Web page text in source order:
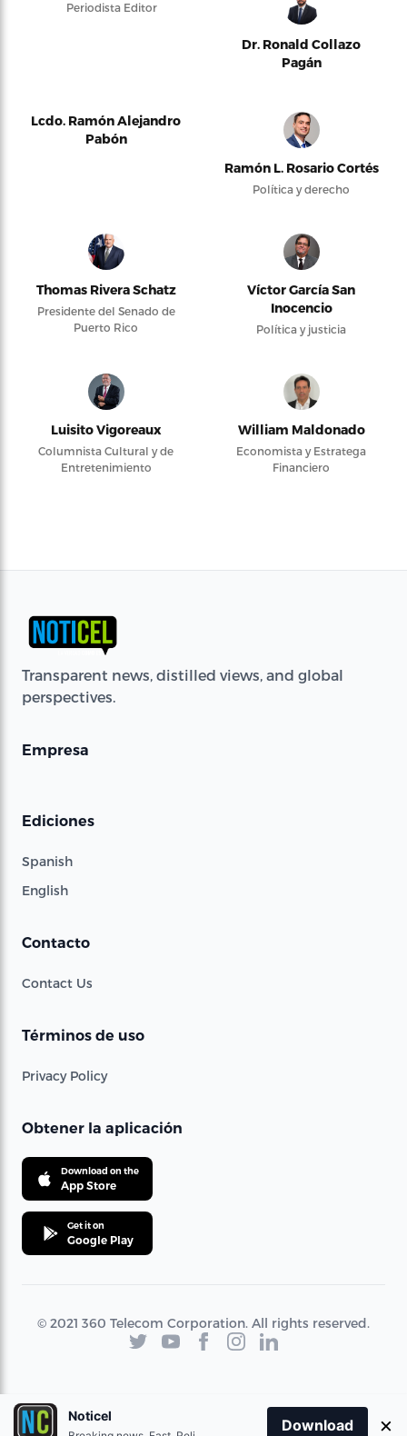
Periodista Editor
Dr. Ronald Collazo
Pagán
Lcdo. Ramón Alejandro
Pabón
Ramón L. Rosario Cortés
Política y derecho
Thomas Rivera Schatz
Presidente del Senado de
Puerto Rico
Víctor García San
Inocencio
Política y justicia
Luisito Vigoreaux
Columnista Cultural y de
Entretenimiento
William Maldonado
Economista y Estratega
Financiero
Transparent news, distilled views, and global
perspectives.
Empresa
Ediciones
Spanish
English
Contacto
Contact Us
Términos de uso
Privacy Policy
Obtener la aplicación
Download on the
App Store
Get it on
Google Play
© 2021 360 Telecom Corporation. All rights reserved.
Noticel
Download ×